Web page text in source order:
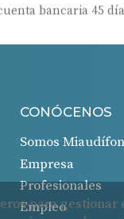
bancaria 45
CONÓCENOS
Somos
Empresa
Profesionales
Empleo